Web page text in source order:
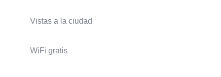
Vistas a la ciudad
WiFi gratis